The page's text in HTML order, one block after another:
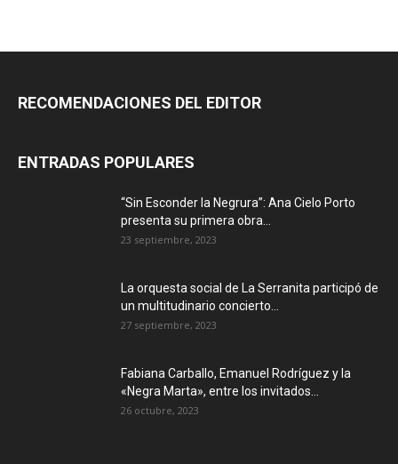
RECOMENDACIONES DEL EDITOR
ENTRADAS POPULARES
“Sin Esconder la Negrura”: Ana Cielo Porto
presenta su primera obra...
23 septiembre, 2023
La orquesta social de La Serranita participó de
un multitudinario concierto...
27 septiembre, 2023
Fabiana Carballo, Emanuel Rodríguez y la
«Negra Marta», entre los invitados...
26 octubre, 2023